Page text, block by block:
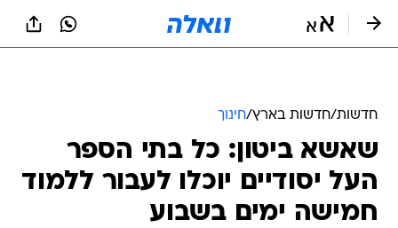
חדשות/חדשות בארץ/חינוך
שאשא ביטון: כל בתי הספר
העל יסודיים יוכלו לעבור ללמוד
חמישה ימים בשבוע